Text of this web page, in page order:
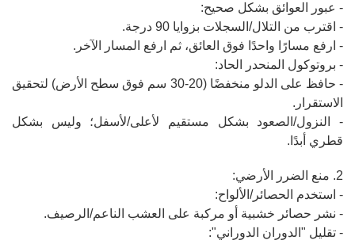
- عبور العوائق بشكل صحيح:
- اقترب من التلال/السجلات بزوايا 90 درجة.
- ارفع مسارًا واحدًا فوق العائق، ثم ارفع المسار الآخر.
- بروتوكول المنحدر الحاد:
- حافظ على الدلو منخفضًا (20-30 سم فوق سطح الأرض) لتحقيق
الاستقرار.
- النزول/الصعود بشكل مستقيم لأعلى/لأسفل؛ وليس بشكل
قطري أبدًا.
2. منع الضرر الأرضي:
- استخدم الحصائر/الألواح:
- نشر حصائر خشبية أو مركبة على العشب الناعم/الرصيف.
- تقليل "الدوران الدوراني":